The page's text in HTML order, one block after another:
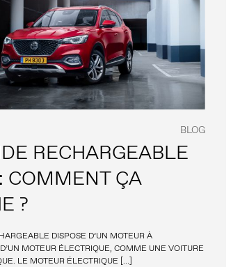
BLOG
RECHARGEABLE
COMMENT ÇA
?
DISPOSE D’UN MOTEUR À
MOTEUR ÉLECTRIQUE, COMME UNE VOITURE
LE MOTEUR ÉLECTRIQUE […]